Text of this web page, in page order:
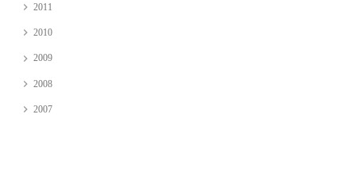
2011
2010
2009
2008
2007